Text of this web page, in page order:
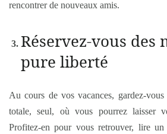
rencontrer de nouveaux amis.
Réservez-vous des
pure liberté
Au cours de vos vacances, gardez-
totale, seul, où vous pourrez laisser
Profitez-en pour vous retrouver, lire